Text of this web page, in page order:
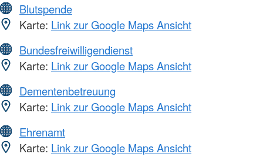
Blutspende
Karte: Link zur Google Maps Ansicht
Bundesfreiwilligendienst
Karte: Link zur Google Maps Ansicht
Dementenbetreuung
Karte: Link zur Google Maps Ansicht
Ehrenamt
Karte: Link zur Google Maps Ansicht